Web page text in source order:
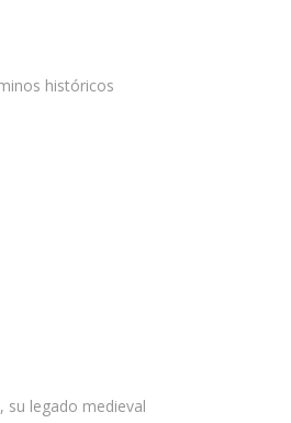
históricos
su legado medieval